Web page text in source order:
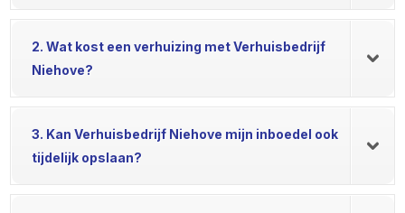
2. Wat kost een verhuizing met Verhuisbedrijf
Niehove?
3. Kan Verhuisbedrijf Niehove mijn inboedel ook
tijdelijk opslaan?